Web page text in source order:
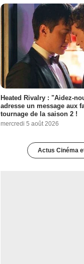
Heated Rivalry : "Aidez-
adresse un message aux
tournage de la saison 2 !
mercredi 5 août 2026
Actus Cinéma